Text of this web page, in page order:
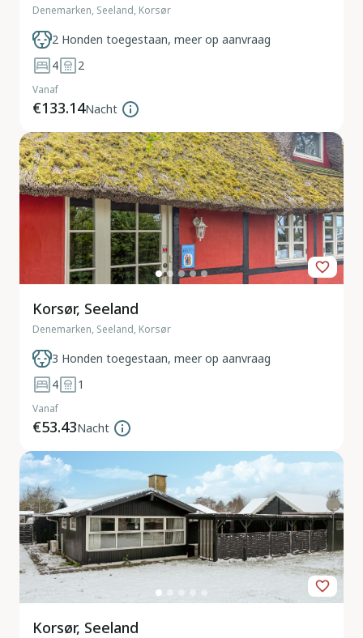
Denemarken, Seeland, Korsør
2 Honden toegestaan, meer op aanvraag
4
2
Vanaf
€133.14Nacht
Korsør, Seeland
Denemarken, Seeland, Korsør
3 Honden toegestaan, meer op aanvraag
4
1
Vanaf
€53.43Nacht
Korsør, Seeland